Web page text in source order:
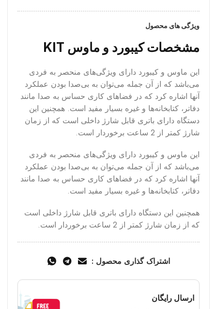
ویژگی های محصول
مشخصات کیبورد و ماوس KIT
این ماوس و کیبورد دارای ویژگی‌های منحصر به فردی
می‌باشد که از آن جمله می‌توان به بی‌صدا بودن عملکرد
آنها اشاره کرد که در فضاهای کاری حساس به صدا مانند
دفاتر، کتابخانه‌ها و غیره بسیار مفید است. همچنین این
دستگاه دارای باتری قابل شارژ داخلی است که از زمان
شارژ کمتر از 2 ساعت برخوردار است.
این ماوس و کیبورد دارای ویژگی‌های منحصر به فردی
می‌باشد که از آن جمله می‌توان به بی‌صدا بودن عملکرد
آنها اشاره کرد که در فضاهای کاری حساس به صدا مانند
دفاتر، کتابخانه‌ها و غیره بسیار مفید است.
همچنین این دستگاه دارای باتری قابل شارژ داخلی است
که از زمان شارژ کمتر از 2 ساعت برخوردار است.
اشتراک گذاری محصول :
ارسال رایگان